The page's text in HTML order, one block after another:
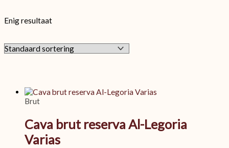
Enig resultaat
Brut
Cava brut reserva Al-Legoria
Varias